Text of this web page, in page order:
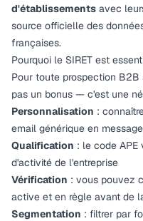
d'établissements avec
source officielle des
françaises.
Pourquoi le SIRET est
Pour toute prospection B2B
pas un bonus — c'est une
Personnalisation :
email générique en
Qualification : le code
d'activité de l'entreprise
Vérification : vous pouvez
active et en règle avant de
Segmentation : filtrer par